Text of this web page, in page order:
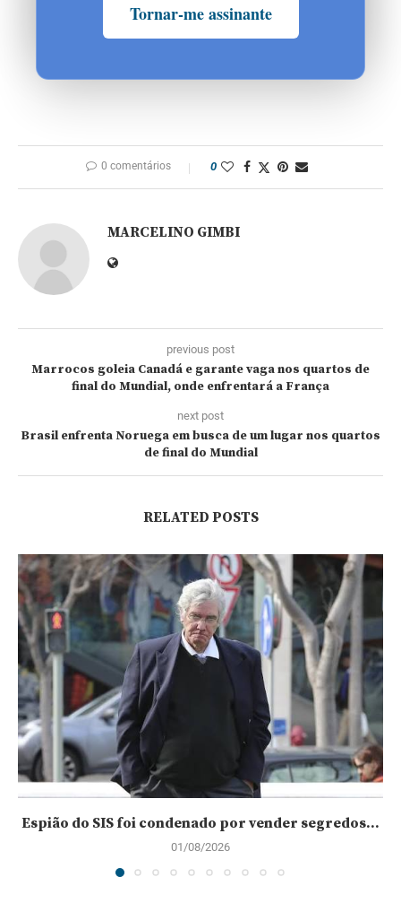
Tornar-me assinante
0 comentários 0
MARCELINO GIMBI
previous post
Marrocos goleia Canadá e garante vaga nos quartos de
final do Mundial, onde enfrentará a França
next post
Brasil enfrenta Noruega em busca de um lugar nos quartos
de final do Mundial
RELATED POSTS
Espião do SIS foi condenado por vender segredos...
01/08/2026